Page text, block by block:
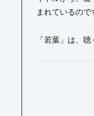
まれているので
「若葉」は、